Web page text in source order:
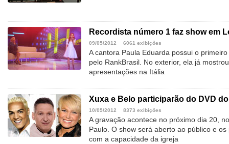
Recordista número 1 faz show em
09/05/2012 6061 exibições
A cantora Paula Eduarda possui o
pelo RankBrasil. No exterior, ela já
apresentações na Itália
Xuxa e Belo participarão do DVD
10/05/2012 8373 exibições
A gravação acontece no próximo dia 20,
Paulo. O show será aberto ao público e
com a capacidade da igreja